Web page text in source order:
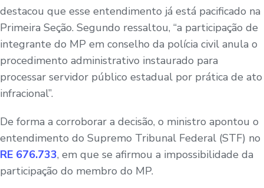
destacou que esse entendimento já está pacificado na
Primeira Seção. Segundo ressaltou, “a participação de
integrante do MP em conselho da polícia civil anula o
procedimento administrativo instaurado para
processar servidor público estadual por prática de ato
infracional”.
De forma a corroborar a decisão, o ministro apontou o
entendimento do Supremo Tribunal Federal (STF) no
RE 676.733, em que se afirmou a impossibilidade da
participação do membro do MP.